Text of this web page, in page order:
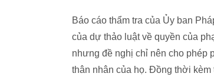
Báo cáo thẩm tra của Ủy ban
của dự thảo luật về quyền của
nhưng đề nghị chỉ nên cho phép
thân nhân của họ. Đồng thời